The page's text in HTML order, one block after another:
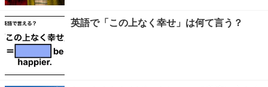
英語で「この上なく幸せ」は何て言う？